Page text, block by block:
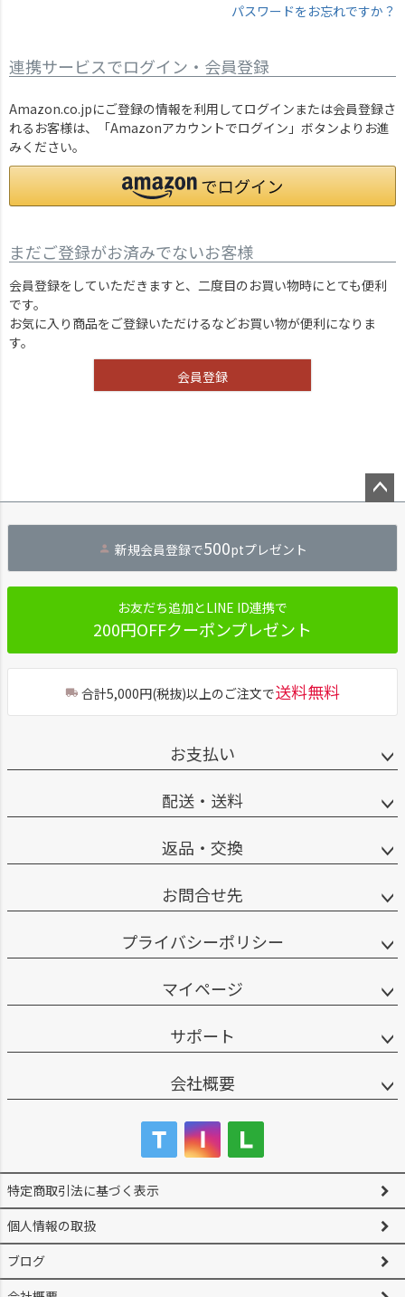
パスワードをお忘れですか？
連携サービスでログイン・会員登録
Amazon.co.jpにご登録の情報を利用してログインまたは会員登録さ
れるお客様は、「Amazonアカウントでログイン」ボタンよりお進
みください。
まだご登録がお済みでないお客様
会員登録をしていただきますと、二度目のお買い物時にとても便利
です。
お気に入り商品をご登録いただけるなどお買い物が便利になりま
す。
会員登録
へ
新規会員登録で500ptプレゼント
お友だち追加とLINE ID連携で
200円OFFクーポンプレゼント
合計5,000円(税抜)以上のご注文で送料無料
お支払い
配送・送料
返品・交換
お問合せ先
プライバシーポリシー
マイページ
サポート
会社概要
特定商取引法に基づく表示
個人情報の取扱
ブログ